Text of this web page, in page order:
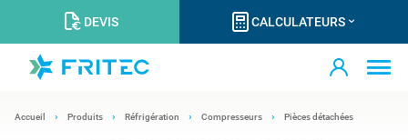
DEVIS CALCULATEURS
Accueil Produits Réfrigération Compresseurs Pièces détachées